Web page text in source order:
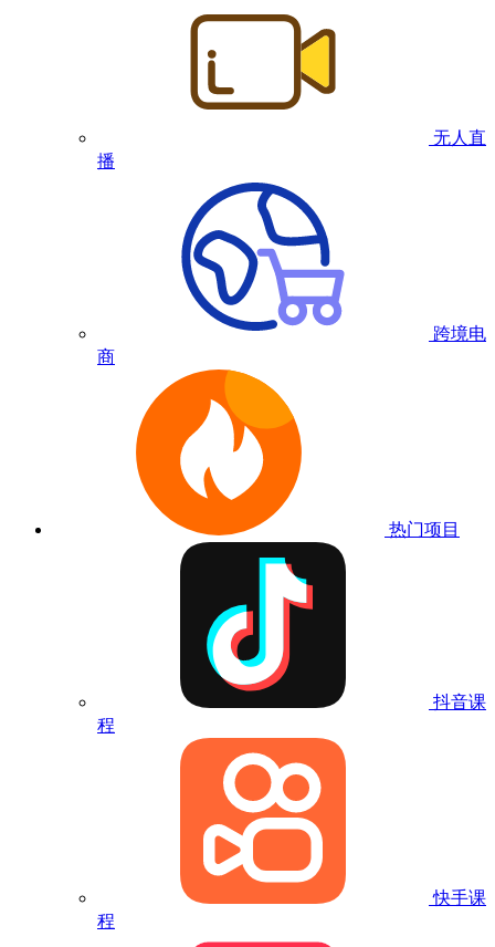
无人直
播
跨境电
商
热门项目
抖音课
程
快手课
程